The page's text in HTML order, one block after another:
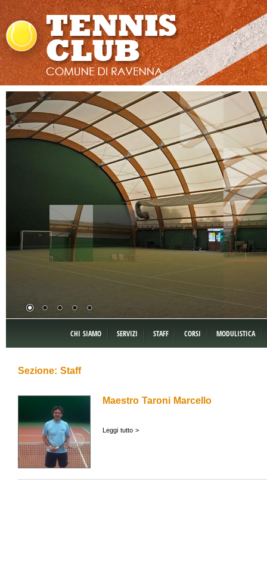
CHI SIAMO SERVIZI STAFF CORSI MODULISTICA
Sezione: Staff
Maestro Taroni Marcello
Leggi tutto >